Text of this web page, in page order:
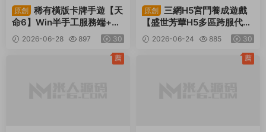
原創
稀有橫版卡牌手遊【天
命6】Win半手工服務端+安
卓+GM後台+解密工具+視
頻架設教程
2026-06-28 897 30
服務端·頁遊服務端
原創
三網H5宮鬥養成遊戲
【盛世芳華H5多區跨服代金
券内購版】Linux手工服務端
+全套前後端源碼+CDK授權
後台+簡易安卓客戶端+視頻
2026-06-24 885 30
薦 薦